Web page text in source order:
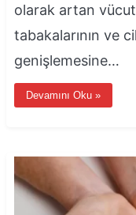
olarak artan vücut
tabakalarının ve
genişlemesine…
Devamını Oku »